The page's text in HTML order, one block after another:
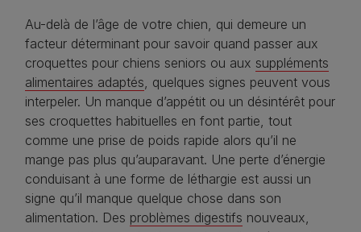
Au-delà de l’âge de votre chien, qui demeure un
facteur déterminant pour savoir quand passer aux
croquettes pour chiens seniors ou aux suppléments
alimentaires adaptés, quelques signes peuvent vous
interpeler. Un manque d’appétit ou un désintérêt pour
ses croquettes habituelles en font partie, tout
comme une prise de poids rapide alors qu’il ne
mange pas plus qu’auparavant. Une perte d’énergie
conduisant à une forme de léthargie est aussi un
signe qu’il manque quelque chose dans son
alimentation. Des problèmes digestifs nouveaux,